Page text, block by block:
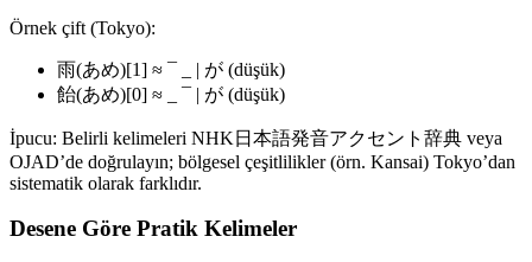
Örnek çift (Tokyo):
雨(あめ)[1] ≈ ¯ _ | が (düşük)
飴(あめ)[0] ≈ _ ¯ | が (düşük)
İpucu: Belirli kelimeleri NHK日本語発音アクセント辞典 veya
OJAD’de doğrulayın; bölgesel çeşitlilikler (örn. Kansai) Tokyo’dan
sistematik olarak farklıdır.
Desene Göre Pratik Kelimeler